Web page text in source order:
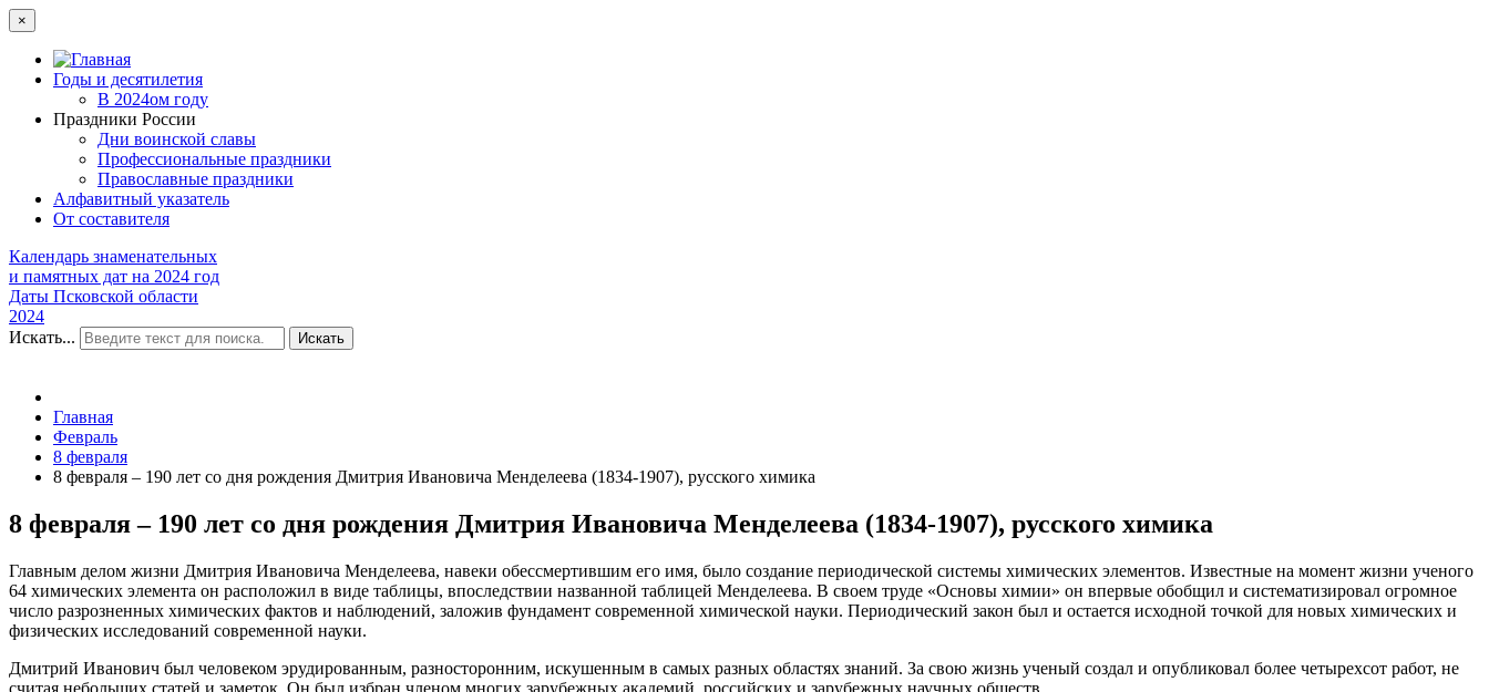
×
Годы и десятилетия
В 2024ом году
Праздники России
Дни воинской славы
Профессиональные праздники
Православные праздники
Алфавитный указатель
От составителя
Календарь знаменательных
и памятных дат на 2024 год
Даты Псковской области
2024
Искать...
Искать
Главная
Февраль
8 февраля
8 февраля – 190 лет со дня рождения Дмитрия Ивановича Менделеева (1834-1907), русского химика
8 февраля – 190 лет со дня рождения Дмитрия Ивановича Менделеева (1834-1907), русского химика
Главным делом жизни Дмитрия Ивановича Менделеева, навеки обессмертившим его имя, было создание периодической системы химических элементов. Известные на момент жизни ученого
64 химических элемента он расположил в виде таблицы, впоследствии названной таблицей Менделеева. В своем труде «Основы химии» он впервые обобщил и систематизировал огромное
число разрозненных химических фактов и наблюдений, заложив фундамент современной химической науки. Периодический закон был и остается исходной точкой для новых химических и
физических исследований современной науки.
Дмитрий Иванович был человеком эрудированным, разносторонним, искушенным в самых разных областях знаний. За свою жизнь ученый создал и опубликовал более четырехсот работ, не
считая небольших статей и заметок. Он был избран членом многих зарубежных академий, российских и зарубежных научных обществ.